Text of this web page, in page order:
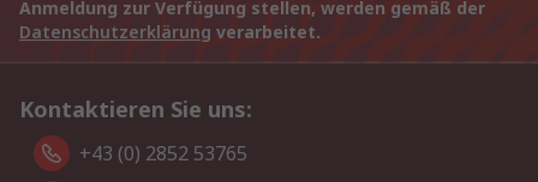
Anmeldung zur Verfügung stellen, werden gemäß der
Datenschutzerklärung verarbeitet.
Kontaktieren Sie uns:
+43 (0) 2852 53765